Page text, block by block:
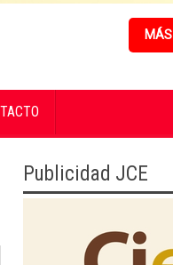
Publicidad JCE